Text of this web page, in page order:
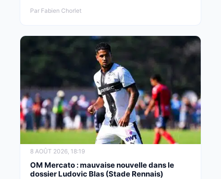
Par Fabien Chorlet
8 AOÛT 2026, 18:19
OM Mercato : mauvaise nouvelle dans le
dossier Ludovic Blas (Stade Rennais)